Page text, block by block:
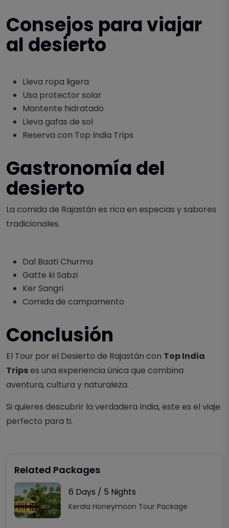
Consejos para viajar
al desierto
Lleva ropa ligera
Usa protector solar
Mantente hidratado
Lleva gafas de sol
Reserva con Top India Trips
Gastronomía del
desierto
La comida de Rajastán es rica en especias y sabores
tradicionales.
Dal Baati Churma
Gatte ki Sabzi
Ker Sangri
Comida de campamento
Conclusión
El Tour por el Desierto de Rajastán con Top India
Tripses una experiencia única que combina
aventura, cultura y naturaleza.
Si quieres descubrir la verdadera India, este es el viaje
perfecto para ti.
Related Packages
6 Days / 5 Nights
Kerala Honeymoon Tour Package